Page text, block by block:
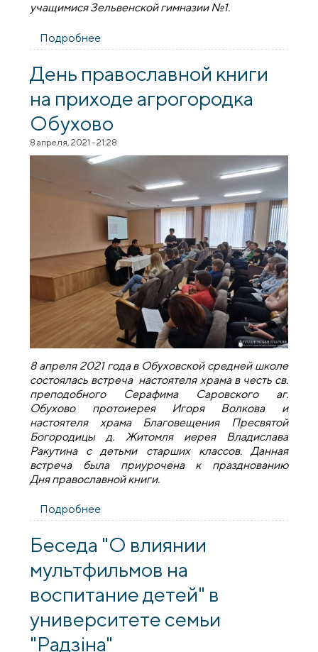
учащимися Зельвенской гимназии №1.
Подробнее
принял участие в проекте "ШАГ"
День православной книги
на приходе агрогородка
Обухово
8 апреля, 2021 - 21:28
8 апреля 2021 года в Обуховской средней школе
состоялась встреча настоятеля храма в честь св.
преподобного Серафима Саровского аг.
Обухово протоиерея Игоря Волкова и
настоятеля храма Благовещения Пресвятой
Богородицы д. Житомля иерея Владислава
Ракутина с детьми старших классов. Данная
встреча была приурочена к празднованию
Дня православной книги.
Подробнее
агрогородка Обухово
Беседа "О влиянии
мультфильмов на
воспитание детей" в
университете семьи
"Радзіна"